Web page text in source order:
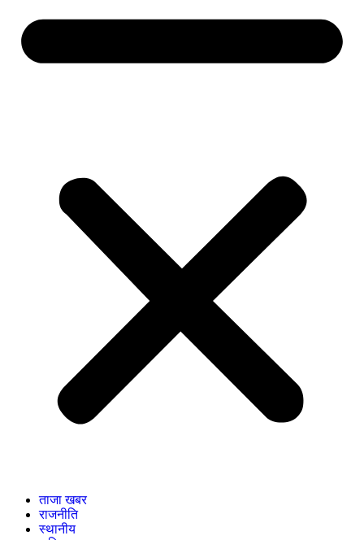
ताजा खबर
राजनीति
स्थानीय